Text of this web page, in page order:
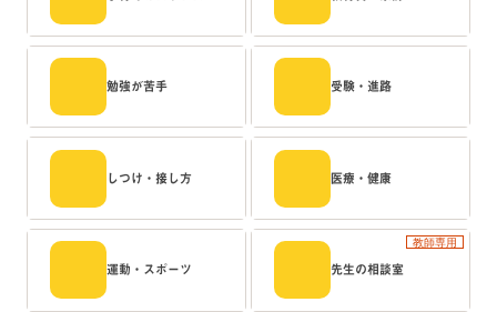
勉強が苦手 受験・進路
しつけ・接し方 医療・健康
運動・スポーツ
教師専用
先生の相談室